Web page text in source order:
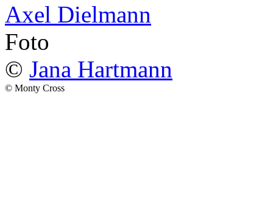
Axel Dielmann
Foto
© Jana Hartmann
© Monty Cross